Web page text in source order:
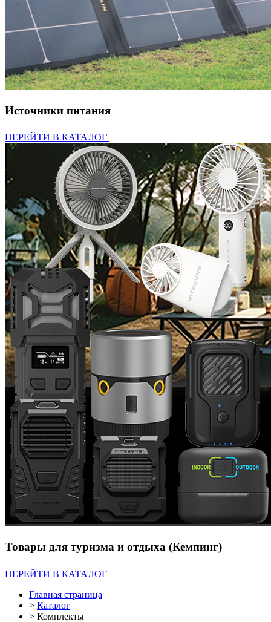
Источники питания
ПЕРЕЙТИ В КАТАЛОГ
Товары для туризма и отдыха (Кемпинг)
ПЕРЕЙТИ В КАТАЛОГ
Главная страница
> Каталог
> Комплекты